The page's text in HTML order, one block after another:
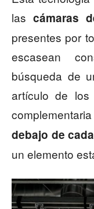
las cámaras
presentes por
escasean
búsqueda de
artículo de los
debajo de
un elemento